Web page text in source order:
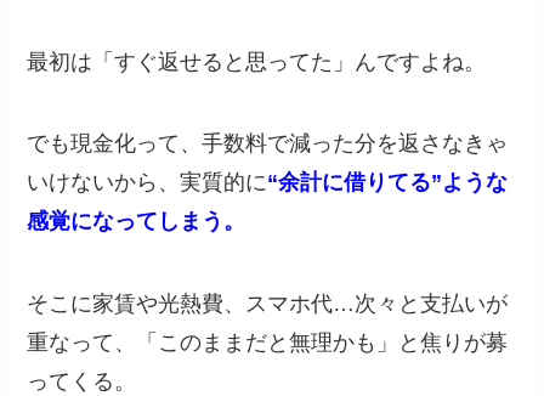
最初は「すぐ返せると思ってた」んですよね。
でも現金化って、手数料で減った分を返さなきゃ
いけないから、実質的に“余計に借りてる”ような
感覚になってしまう。
そこに家賃や光熱費、スマホ代…次々と支払いが
重なって、「このままだと無理かも」と焦りが募
ってくる。